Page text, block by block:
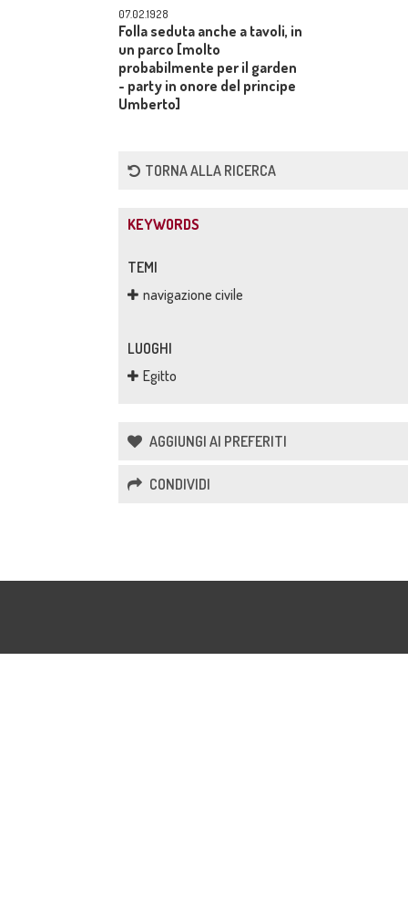
07.02.1928
Folla seduta anche a tavoli, in
un parco [molto
probabilmente per il garden
- party in onore del principe
Umberto]
TORNA ALLA RICERCA
KEYWORDS
TEMI
navigazione civile
LUOGHI
Egitto
AGGIUNGI AI PREFERITI
CONDIVIDI